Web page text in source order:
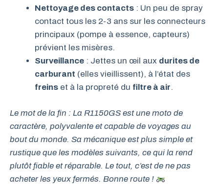
Nettoyage des contacts : Un peu de spray
contact tous les 2-3 ans sur les connecteurs
principaux (pompe à essence, capteurs)
prévient les misères.
Surveillance : Jettes un œil aux durites de
carburant (elles vieillissent), à l’état des
freins et à la propreté du filtre à air.
Le mot de la fin : La R1150GS est une moto de
caractère, polyvalente et capable de voyages au
bout du monde. Sa mécanique est plus simple et
rustique que les modèles suivants, ce qui la rend
plutôt fiable et réparable. Le tout, c’est de ne pas
acheter les yeux fermés. Bonne route !